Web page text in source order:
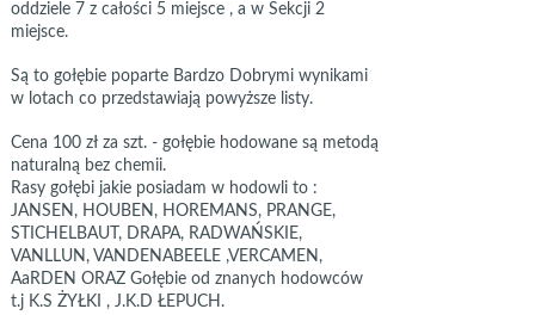
oddziele 7 z całości 5 miejsce , a w Sekcji 2
miejsce.
Są to gołębie poparte Bardzo Dobrymi wynikami
w lotach co przedstawiają powyższe listy.
Cena 100 zł za szt. - gołębie hodowane są metodą
naturalną bez chemii.
Rasy gołębi jakie posiadam w hodowli to :
JANSEN, HOUBEN, HOREMANS, PRANGE,
STICHELBAUT, DRAPA, RADWAŃSKIE,
VANLLUN, VANDENABEELE ,VERCAMEN,
AaRDEN ORAZ Gołębie od znanych hodowców
t.j K.S ŻYŁKI , J.K.D ŁEPUCH.